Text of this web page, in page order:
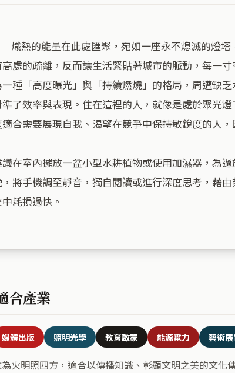
高處的疏離，反而讓生活緊貼著城市的脈動，每一
種「高度曝光」與「持續燃燒」的格局，周遭缺
了效率與表現。住在這裡的人，就像是處於聚光
適合需要展現自我、渴望在競爭中保持敏銳度的人
議在室內擺放一盆小型水耕植物或使用加濕器，為
，將手機調至靜音，獨自閱讀或進行深度思考，藉
耗損過快。
合產業
媒體出版 照明光學 教育啟蒙 能源電力 藝術
火明照四方，適合以傳播知識、彰顯文明之美的文化